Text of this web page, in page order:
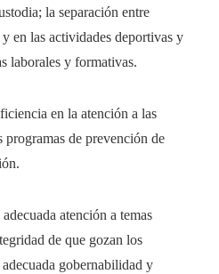
la separación entre
en las actividades deportivas y
laborales y formativas.
en la atención a las
programas de prevención de
atención a temas
de que gozan los
gobernabilidad y